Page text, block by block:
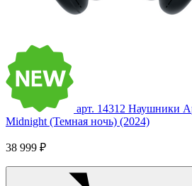
арт. 14312 Наушники
Midnight (Темная ночь) (2024)
38 999 ₽